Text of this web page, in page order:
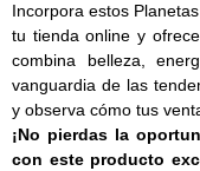
Incorpora estos
tu tienda online y
combina belleza,
vanguardia de las
y observa cómo tus
¡No pierdas la
con este producto